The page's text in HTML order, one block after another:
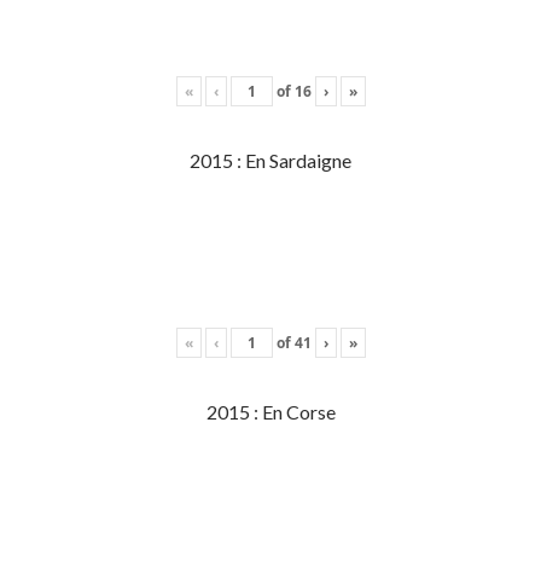
« ‹ of 16 › »
2015 : En Sardaigne
« ‹ of41 › »
2015 : En Corse